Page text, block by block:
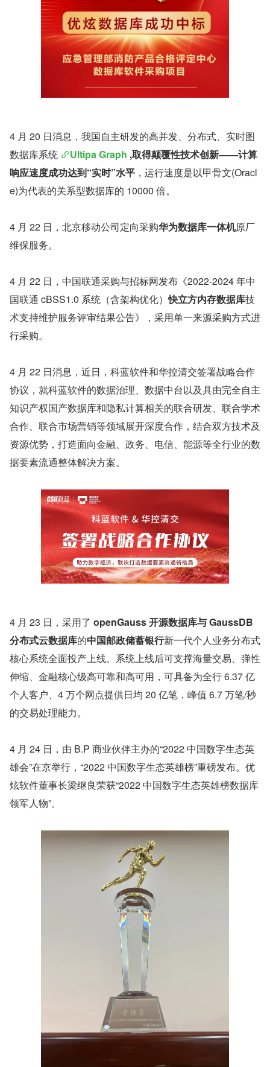
4 月 20 日消息，我国自主研发的高并发、分布式、实时图
数据库系统
Ultipa Graph ,取得颠覆性技术创新——计算
响应速度成功达到“实时”水平 ，运行速度是以甲骨文(Oracl
e)为代表的关系型数据库的 10000 倍。
4 月 22 日，北京移动公司定向采购华为数据库一体机原厂
维保服务。
4 月 22 日，中国联通采购与招标网发布《2022-2024 年中
国联通 cBSS1.0 系统（含架构优化）快立方内存数据库技
术支持维护服务评审结果公告》，采用单一来源采购方式进
行采购。
4 月 22 日消息，近日，科蓝软件和华控清交签署战略合作
协议，就科蓝软件的数据治理、数据中台以及具由完全自主
知识产权国产数据库和隐私计算相关的联合研发、联合学术
合作、联合市场营销等领域展开深度合作，结合双方技术及
资源优势，打造面向金融、政务、电信、能源等全行业的数
据要素流通整体解决方案。
4 月 23 日，采用了 openGauss 开源数据库与 GaussDB
分布式云数据库的中国邮政储蓄银行新一代个人业务分布式
核心系统全面投产上线。系统上线后可支撑海量交易、弹性
伸缩、金融核心级高可靠和高可用，可具备为全行 6.37 亿
个人客户、4 万个网点提供日均 20 亿笔，峰值 6.7 万笔/秒
的交易处理能力。
4 月 24 日，由 B.P 商业伙伴主办的“2022 中国数字生态英
雄会”在京举行，“2022 中国数字生态英雄榜”重磅发布。优
炫软件董事长梁继良荣获“2022 中国数字生态英雄榜数据库
领军人物”。